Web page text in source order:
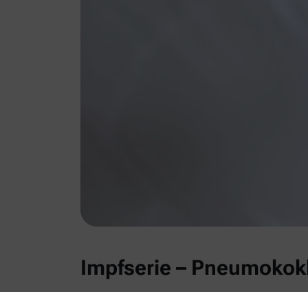
Impfserie –